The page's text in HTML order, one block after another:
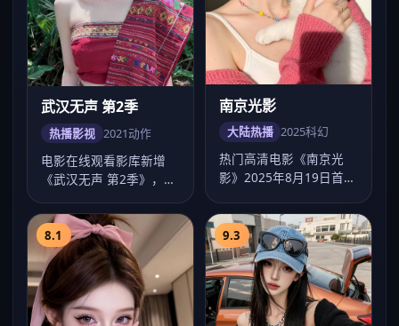
武汉无声 第2季
热播影视 2021动作
电影在线观看影库新增
《武汉无声 第2季》，动
把控出色，20…
南京光影
大陆热播 2025科幻
热门高清电影《南京光
影》2025年8月19日首
型，主演任嘉伦…
8.1 9.3